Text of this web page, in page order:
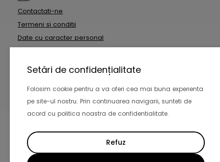
Setări de confidențialitate
Folosim cookie pentru a va oferi cea mai buna experienta
pe site-ul nostru. Prin continuarea navigarii, sunteti de
acord cu politica noastra de confidentialitate.
Refuz
Contactati-ne
Termeni si conditii
Date cu caracter personal
Copyright © 2026 Inside Technologies SRL. Toate drepturile
-